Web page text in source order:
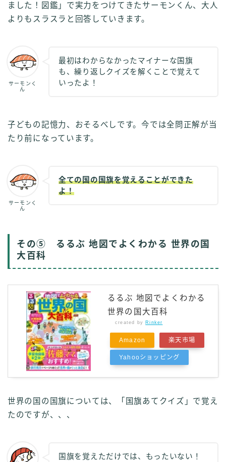
ました！図鑑」で実力をつけてきたサーモンくん、大人
よりもスラスラと回答していきます。
サーモンく
ん
最初はわからなかったマイナーな国旗
も、繰り返しクイズを解くことで覚えて
いったよ！
子どもの記憶力、おそるべしです。今では全問正解が当
たり前になっています。
サーモンく
ん
全ての国の国旗を覚えることができた
よ！
その⑤ るるぶ 地図でよくわかる 世界の国
大百科
るるぶ 地図でよくわかる
世界の国大百科
created by Rinker
Amazon 楽天市場
Yahooショッピング
世界の国の国旗については、「国旗あてクイズ」で覚え
たのですが、、、
国旗を覚えただけでは、もったいない！